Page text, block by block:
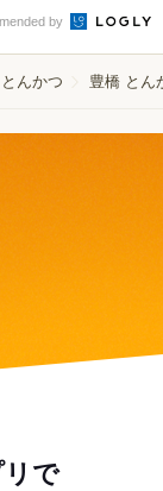
by
んかつ 豊橋 とん
で